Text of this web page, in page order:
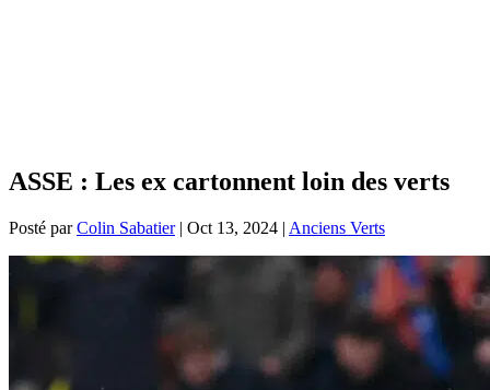
ASSE : Les ex cartonnent loin des verts
Posté parColin Sabatier| Oct 13, 2024 | Anciens Verts